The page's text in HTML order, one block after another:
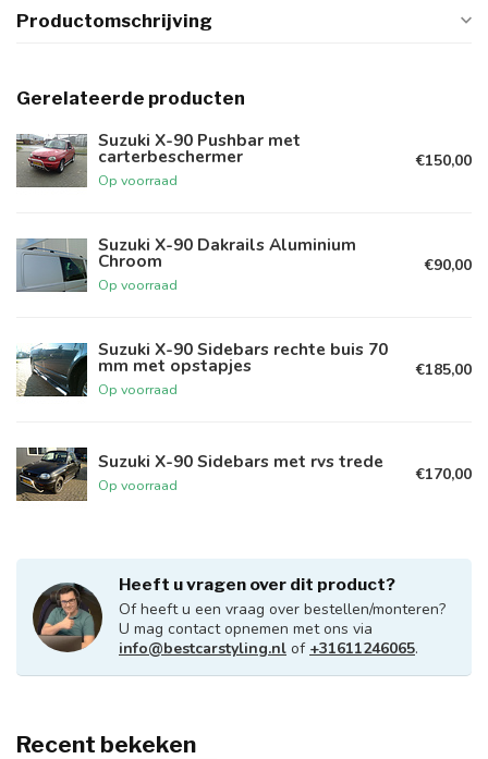
Productomschrijving
Gerelateerde producten
Suzuki X-90 Pushbar met
carterbeschermer
Op voorraad
€150,00
Suzuki X-90 Dakrails Aluminium
Chroom
Op voorraad
€90,00
Suzuki X-90 Sidebars rechte buis 70
mm met opstapjes
Op voorraad
€185,00
Suzuki X-90 Sidebars met rvs trede
Op voorraad
€170,00
Heeft u vragen over dit product?
Of heeft u een vraag over bestellen/monteren?
U mag contact opnemen met ons via
info@bestcarstyling.nl of +31611246065.
Recent bekeken